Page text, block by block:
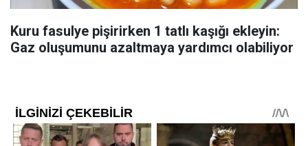
Kuru fasulye pişirirken 1 tatlı kaşığı ekleyin:
Gaz oluşumunu azaltmaya yardımcı olabiliyor